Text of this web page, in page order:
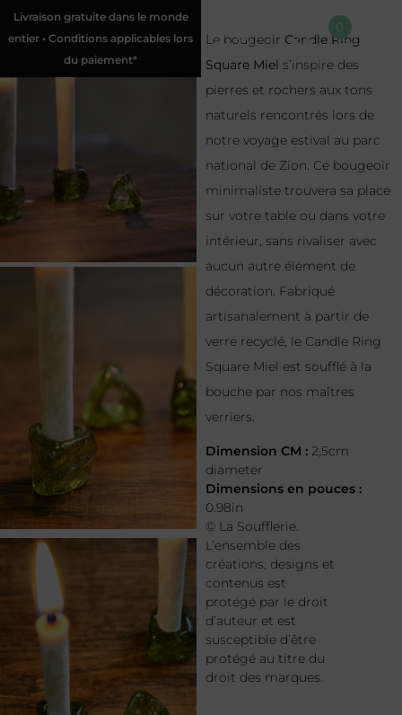
Livraison gratuite dans le monde
entier • Conditions applicables lors
du paiement*
0
Le bougeoir Candle Ring
Square Miel s’inspire des
pierres et rochers aux tons
naturels rencontrés lors de
notre voyage estival au parc
national de Zion. Ce bougeoir
minimaliste trouvera sa place
sur votre table ou dans votre
intérieur, sans rivaliser avec
aucun autre élément de
décoration. Fabriqué
artisanalement à partir de
verre recyclé, le Candle Ring
Square Miel est soufflé à la
bouche par nos maîtres
verriers.
Dimension CM : 2,5cm
diameter
Dimensions en pouces :
0.98in
© La Soufflerie.
L’ensemble des
créations, designs et
contenus est
protégé par le droit
d’auteur et est
susceptible d’être
protégé au titre du
droit des marques.